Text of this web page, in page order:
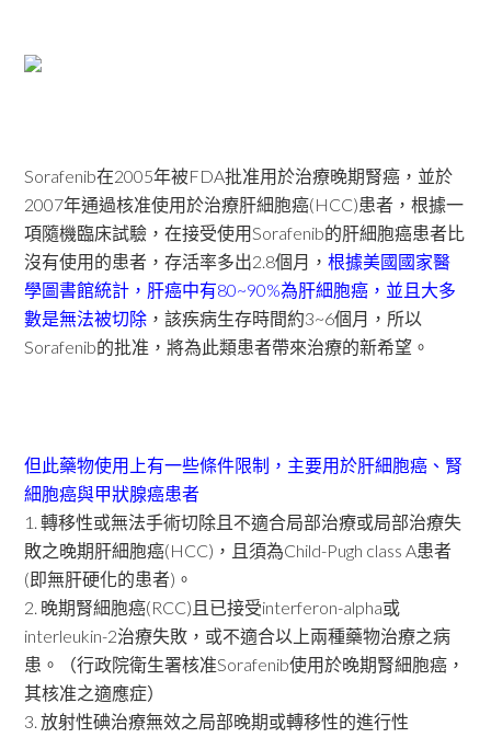
Sorafenib在2005年被FDA批准用於治療晚期腎癌，並於
2007年通過核准使用於治療肝細胞癌(HCC)患者，根據一
項隨機臨床試驗，在接受使用Sorafenib的肝細胞癌患者比
沒有使用的患者，存活率多出2.8個月，根據美國國家醫
學圖書館統計，肝癌中有80~90%為肝細胞癌，並且大多
數是無法被切除 ，該疾病生存時間約3~6個月，所以
Sorafenib的批准，將為此類患者帶來治療的新希望。
但此藥物使用上有一些條件限制，主要用於肝細胞癌、腎
細胞癌與甲狀腺癌患者
1. 轉移性或無法手術切除且不適合局部治療或局部治療失
敗之晚期肝細胞癌(HCC)，且須為Child-Pugh class A患者
(即無肝硬化的患者)。
2. 晚期腎細胞癌(RCC)且已接受interferon-alpha或
interleukin-2治療失敗，或不適合以上兩種藥物治療之病
患。（行政院衛生署核准Sorafenib使用於晚期腎細胞癌，
其核准之適應症）
3. 放射性碘治療無效之局部晚期或轉移性的進行性